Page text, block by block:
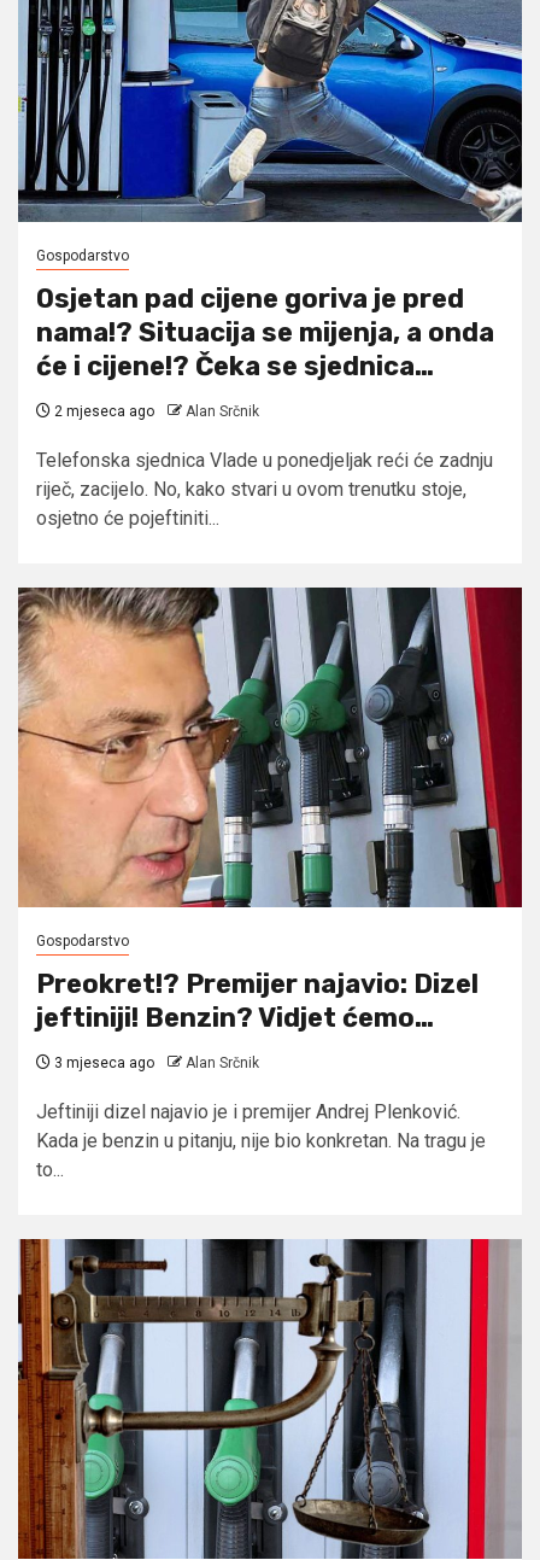
Gospodarstvo
Osjetan pad cijene goriva je pred
nama!? Situacija se mijenja, a onda
će i cijene!? Čeka se sjednica…
2 mjeseca ago Alan Srčnik
Telefonska sjednica Vlade u ponedjeljak reći će zadnju
riječ, zacijelo. No, kako stvari u ovom trenutku stoje,
osjetno će pojeftiniti...
Gospodarstvo
Preokret!? Premijer najavio: Dizel
jeftiniji! Benzin? Vidjet ćemo…
3 mjeseca ago Alan Srčnik
Jeftiniji dizel najavio je i premijer Andrej Plenković.
Kada je benzin u pitanju, nije bio konkretan. Na tragu je
to...